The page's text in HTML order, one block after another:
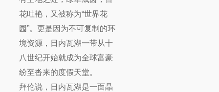
花吐艳，又被称为“世界花
园”。更是因为不可复制的环
境资源，日内瓦湖一带从十
八世纪开始就成为全球富豪
纷至沓来的度假天堂。
拜伦说，日内瓦湖是一面晶